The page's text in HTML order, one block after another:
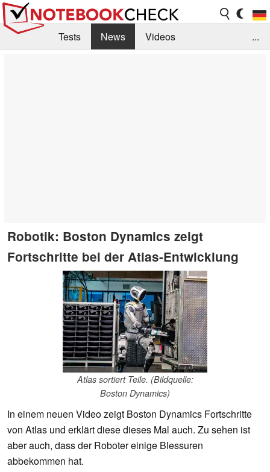
Tests News
Videos
...
Robotik: Boston Dynamics zeigt
Fortschritte bei der Atlas-Entwicklung
Atlas sortiert Teile. (Bildquelle:
Boston Dynamics)
In einem neuen Video zeigt Boston Dynamics Fortschritte
von Atlas und erklärt diese dieses Mal auch. Zu sehen ist
aber auch, dass der Roboter einige Blessuren
abbekommen hat.